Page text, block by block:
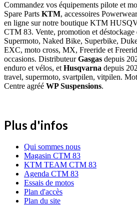
Commandez vos équipements pilote et
Spare Parts KTM, accessoires
en ligne sur notre boutique KTM
CTM 83. Vente, promotion et déstockage
Supermoto, Naked Bike, Superbike,
EXC, moto cross, MX, Freeride et
occasions. DistributeurGasgas depuis
enduro et vélos, etHusqvarna depuis
travel, supermoto, svartpilen, vitpilen.
Centre agréé WP Suspensions.
Plus d'infos
Qui sommes nous
Magasin CTM 83
KTM TEAM CTM 83
Agenda CTM 83
Essais de motos
Plan d'accès
Plan du site